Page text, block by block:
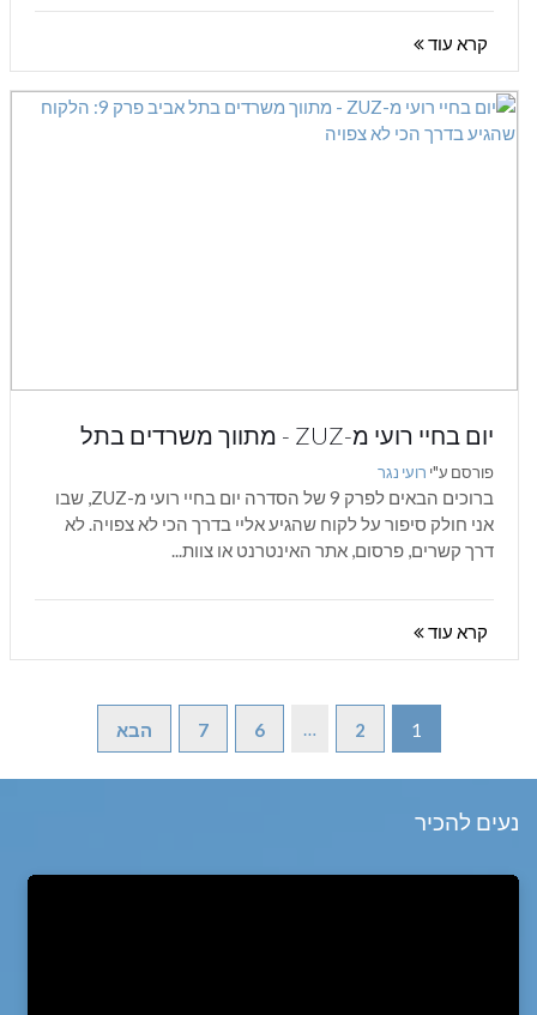
קרא עוד
יום בחיי רועי מ-ZUZ - מתווך משרדים בתל
אביב פרק 9: הלקוח שהגיע בדרך הכי לא צפויה
פורסם ע"י רועי נגר
ברוכים הבאים לפרק 9 של הסדרה יום בחיי רועי מ-ZUZ, שבו
אני חולק סיפור על לקוח שהגיע אליי בדרך הכי לא צפויה. לא
דרך קשרים, פרסום, אתר האינטרנט או צוות...
קרא עוד
1
2
…
6
7 הבא
נעים להכיר